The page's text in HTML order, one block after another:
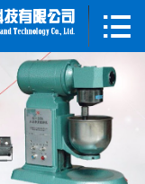
 网站首页
关于我们
联系方式
产品展示
